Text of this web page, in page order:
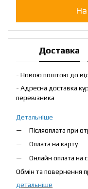
Доставка
- Новою поштою до
- Адресна доставка
перевізника
Детальніше
Післяоплата при
Оплата на карту
Онлайн оплата на
Обмін та повернення
детальніше